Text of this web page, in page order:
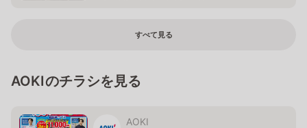
すべて見る
AOKIのチラシを見る
AOKI